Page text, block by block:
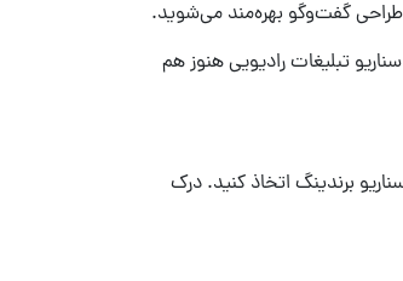
طراحی گفت‌وگو بهره‌مند می‌شوید.
تبلیغات رادیوییهنوز هم
برندینگ اتخاذ کنید. درک